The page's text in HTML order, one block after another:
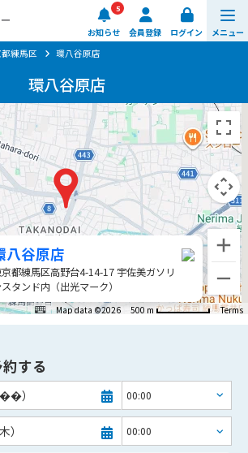
お知らせ
5
会員登録 ログイン メニュー
0570-064-179
練馬区 環八谷原店
環八谷原店
Map data ©2026 500 m Terms
八谷原店
京都練馬区高野台4-14-17 宇佐美ガソリ
スタンド内（出光マーク）
する
）
）